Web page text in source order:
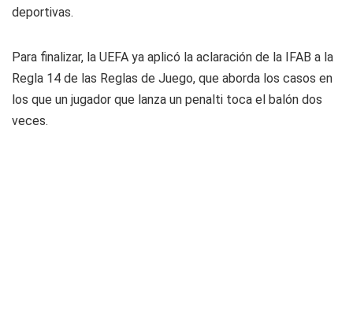
deportivas.
Para finalizar, la UEFA ya aplicó la aclaración de la IFAB a la
Regla 14 de las Reglas de Juego, que aborda los casos en
los que un jugador que lanza un penalti toca el balón dos
veces.